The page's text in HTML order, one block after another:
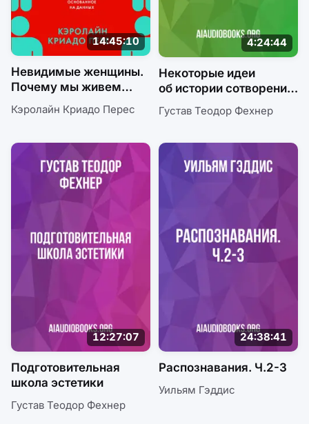
14:45:10
Невидимые женщины.
Почему мы живем
в мире, удобном
только для мужчин.
основанное на данных
Кэролайн Криадо Перес
4:24:44
Некоторые идеи
об истории сотворения
и развития организмов
Густав Теодор Фехнер
12:27:07
Подготовительная
школа эстетики
Густав Теодор Фехнер
24:38:41
Распознавания. Ч.2-3
Уильям Гэддис